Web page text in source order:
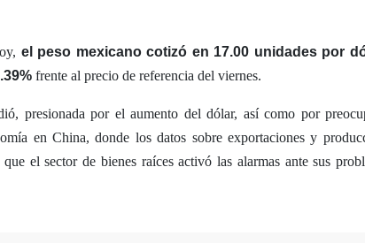
el peso mexicano cotizó en 17.00 unidades por
frente al precio de referencia del viernes.
presionada por el aumento del dólar, así como por
en China, donde los datos sobre exportaciones y
el sector de bienes raíces activó las alarmas ante sus